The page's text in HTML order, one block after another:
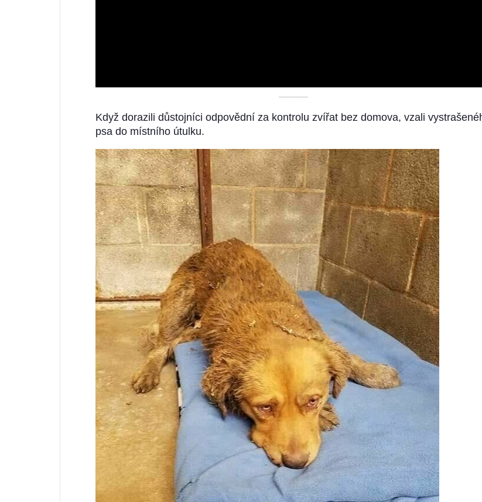
––––––––––
Když dorazili důstojníci odpovědní za kontrolu zvířat bez domova, vzali
psa do místního útulku.